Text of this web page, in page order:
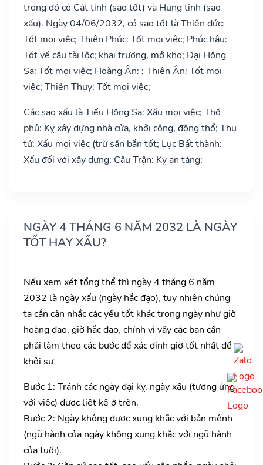
trong đó có Cát tinh (sao tốt) và Hung tinh (sao
xấu). Ngày 04/06/2032, có sao tốt là Thiên đức:
Tốt mọi việc; Thiên Phúc: Tốt mọi việc; Phúc hậu:
Tốt về cầu tài lộc; khai trương, mở kho; Đại Hồng
Sa: Tốt mọi việc; Hoàng Ân: ; Thiên Ân: Tốt mọi
việc; Thiên Thụy: Tốt mọi việc;
Các sao xấu là Tiểu Hồng Sa: Xấu mọi việc; Thổ
phủ: Kỵ xây dựng nhà cửa, khởi công, động thổ; Thụ
tử: Xấu mọi việc (trừ săn bắn tốt; Lục Bất thành:
Xấu đối với xây dựng; Câu Trận: Kỵ an táng;
NGÀY 4 THÁNG 6 NĂM 2032 LÀ NGÀY
TỐT HAY XẤU?
Nếu xem xét tổng thể thì ngày 4 tháng 6 năm
2032 là ngày xấu (ngày hắc đạo), tuy nhiên chúng
ta cần cân nhắc các yếu tốt khác trong ngày như giờ
hoàng đạo, giờ hắc đạo, chính vì vậy các bạn cần
phải làm theo các bước để xác định giờ tốt nhất để
khởi sự
Bước 1: Tránh các ngày đại kỵ, ngày xấu (tương ứng
với việc) được liệt kê ở trên.
Bước 2: Ngày không được xung khắc với bản mệnh
(ngũ hành của ngày không xung khắc với ngũ hành
của tuổi).